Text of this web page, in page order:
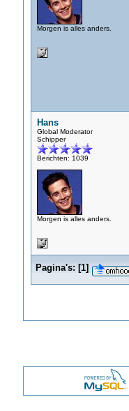
Morgen is alles anders.
Hans
Global Moderator
Schipper
Berichten: 1039
Morgen is alles anders.
Pagina's: [1]